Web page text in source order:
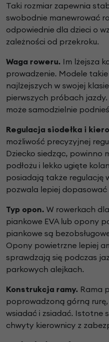
Taki rozmiar zapewnia
swobodnie manewrować
odpowiednie dla dzieci o
zależności od przekroku.
Waga roweru. Im lżejsza
prowadzenie. Modele takie
najlżejszych w swojej
pierwszych próbach
może samodzielnie
Regulacja siodełka i
możliwość precyzyjnej
Dziecko siedząc, powinno
podłożu i lekko ugięte
posiadają także regulację
pozwala lepiej
Typ opon. W rowerkach
piankowe EVA lub opony
piankowe są
Opony powietrzne lepiej
sprawdzają się podczas
parkowych alejkach.
Konstrukcja ramy. Rama
poprowadzoną górną
wsiadać i zsiadać. Istotne
chwyty kierownicy z